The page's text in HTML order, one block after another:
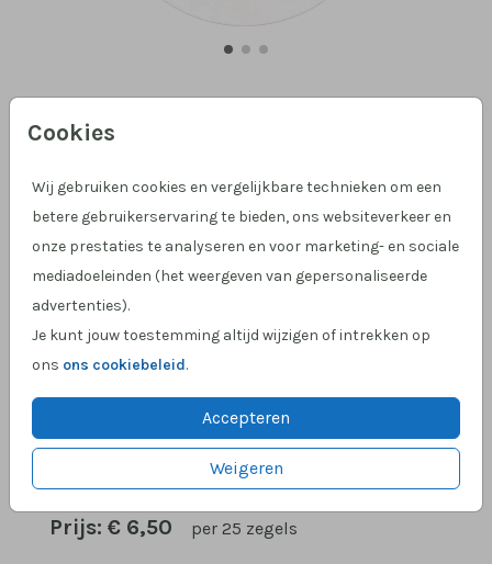
Cookies
Wij gebruiken cookies en vergelijkbare technieken om een
betere gebruikerservaring te bieden, ons websiteverkeer en
onze prestaties te analyseren en voor marketing- en sociale
mediadoeleinden (het weergeven van gepersonaliseerde
advertenties).
Je kunt jouw toestemming altijd wijzigen of intrekken op
ons ons cookiebeleid.
Accepteren
Weigeren
Goudfolie 'baby news'
Heb je vragen? Neem dan contact met ons op.
Hulp nodig?We helpen je graag!
Klantcijfer 4,9 op Google
Witte sluitsticker met in goudkleurige sierlijke
letters de tekst Baby News
Prijs: € 6,50 per 25 zegels